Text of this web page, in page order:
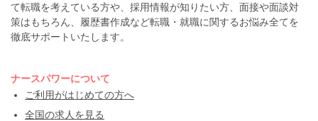
て転職を考えている方や、採用情報が知りたい方、面接や面談対
策はもちろん、履歴書作成など転職・就職に関するお悩み全てを
徹底サポートいたします。
ナースパワーについて
ご利用がはじめての方へ
全国の求人を見る